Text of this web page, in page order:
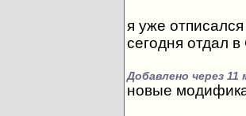
я уже
сегодня отдал
Добавлено через 11
новые